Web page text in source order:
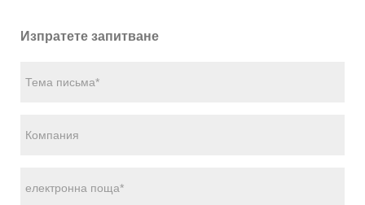
Изпратете запитване